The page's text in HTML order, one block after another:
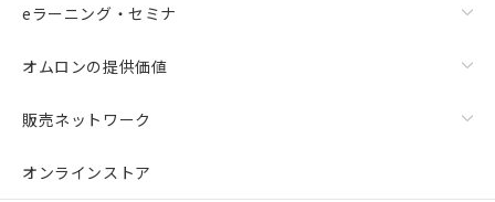
eラーニング・セミナ
オムロンの提供価値
販売ネットワーク
オンラインストア